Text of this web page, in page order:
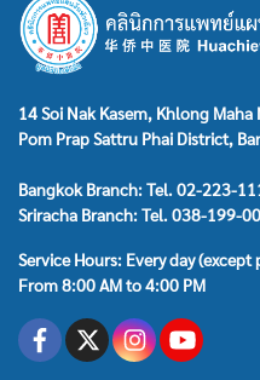
14 Soi Nak Kasem, Khlong
Pom Prap Sattru Phai District,
Bangkok Branch: Tel. 02-223-
Sriracha Branch: Tel. 038-199-
Service Hours: Every day
From 8:00 AM to 4:00 PM